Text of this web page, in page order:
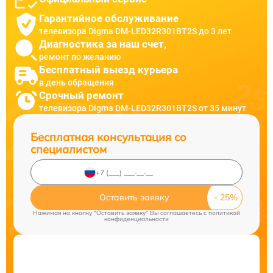
Гарантийное обслуживание
телевизора Digma DM-LED32R301BT2S до 3 лет
Диагностика за наш счет,
ремонт по желанию
Бесплатный выезд курьера
в день обращения
Срочный ремонт
телевизора Digma DM-LED32R301BT2S от 35 минут
Бесплатная консультация со
специалистом
Оставить заявку
Нажимая на кнопку "Оставить заявку" Вы соглашаетесь c политикой
конфиденциальности